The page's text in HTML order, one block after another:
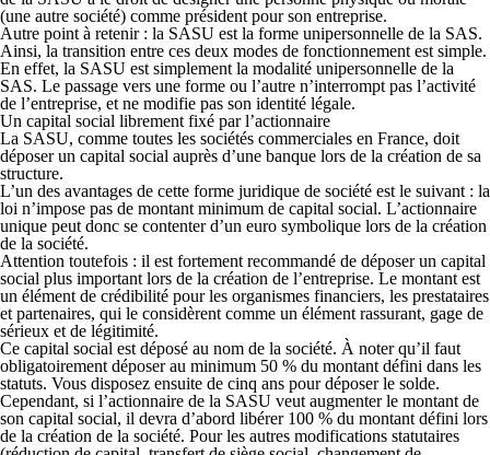
(une autre société) comme président pour son entreprise.
Autre point à retenir: la SASU est la forme unipersonnelle de la SAS.
Ainsi, la transition entre ces deux modes de fonctionnement est simple.
En effet, la SASU est simplement la modalité unipersonnelle de la
SAS. Le passage vers une forme ou l’autre n’interrompt pas l’activité
de l’entreprise, et ne modifie pas son identité légale.
Un capital social librement fixé par l’actionnaire
La SASU, comme toutes les sociétés commerciales en France, doit
déposer un capital social auprès d’une banque lors de la création de sa
structure.
L’un des avantages de cette forme juridique de société est le suivant : la
loi n’impose pas de montant minimum de capital social. L’actionnaire
unique peut donc se contenter d’un euro symbolique lors de la création
de la société.
Attention toutefois : il est fortement recommandé de déposer un capital
social plus important lors de la création de l’entreprise. Le montant est
un élément de crédibilité pour les organismes financiers, les prestataires
et partenaires, qui le considèrent comme un élément rassurant, gage de
sérieux et de légitimité.
Ce capital social est déposé au nom de la société. À noter qu’il faut
obligatoirement déposer au minimum 50 % du montant défini dans les
statuts. Vous disposez ensuite de cinq ans pour déposer le solde.
Cependant, si l’actionnaire de la SASU veut augmenter le montant de
son capital social, il devra d’abord libérer 100 % du montant défini lors
de la création de la société. Pour les autres modifications statutaires